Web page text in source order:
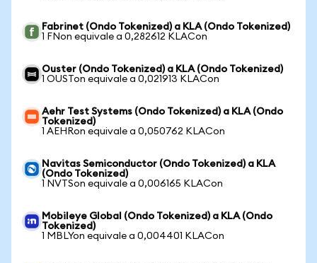
Fabrinet (Ondo Tokenized) a KLA (Ondo Tokenized)
1 FNon equivale a 0,282612 KLACon
Ouster (Ondo Tokenized) a KLA (Ondo Tokenized)
1 OUSTon equivale a 0,021913 KLACon
Aehr Test Systems (Ondo Tokenized) a KLA (Ondo
Tokenized)
1 AEHRon equivale a 0,050762 KLACon
Navitas Semiconductor (Ondo Tokenized) a KLA
(Ondo Tokenized)
1 NVTSon equivale a 0,006165 KLACon
Mobileye Global (Ondo Tokenized) a KLA (Ondo
Tokenized)
1 MBLYon equivale a 0,004401 KLACon